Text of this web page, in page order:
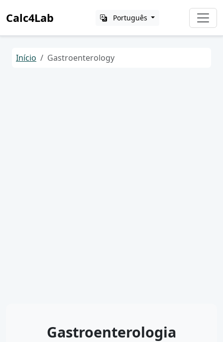
Calc4Lab Português
Início Gastroenterology
Gastroenterologia